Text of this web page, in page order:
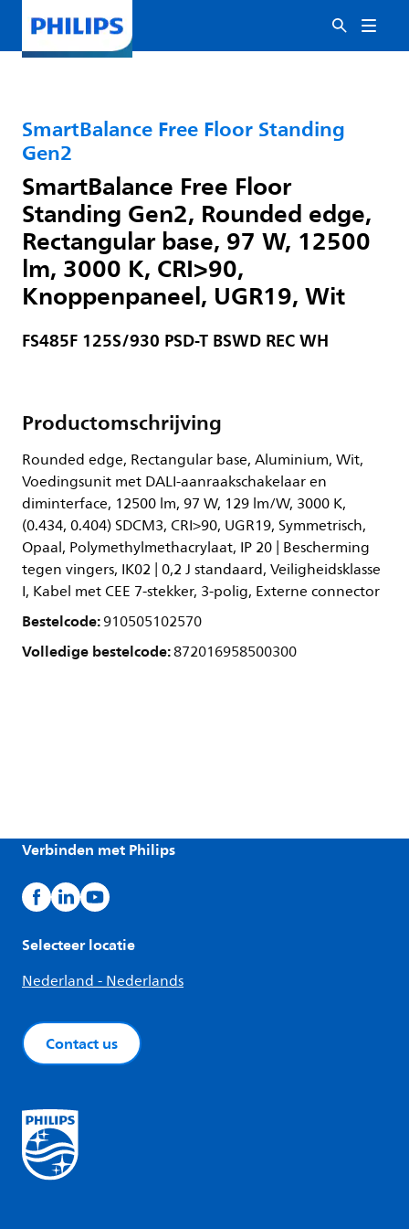
SmartBalance Free Floor Standing
Gen2
SmartBalance Free Floor
Standing Gen2, Rounded edge,
Rectangular base, 97 W, 12500
lm, 3000 K, CRI>90,
Knoppenpaneel, UGR19, Wit
FS485F 125S/930 PSD-T BSWD REC WH
Productomschrijving
Rounded edge, Rectangular base, Aluminium, Wit,
Voedingsunit met DALI-aanraakschakelaar en
diminterface, 12500 lm, 97 W, 129 lm/W, 3000 K,
(0.434, 0.404) SDCM3, CRI>90, UGR19, Symmetrisch,
Opaal, Polymethylmethacrylaat, IP 20 | Bescherming
tegen vingers, IK02 | 0,2 J standaard, Veiligheidsklasse
I, Kabel met CEE 7-stekker, 3-polig, Externe connector
Bestelcode:910505102570
Volledige bestelcode:872016958500300
Verbinden met Philips
Selecteer locatie
Nederland - Nederlands
Contact us